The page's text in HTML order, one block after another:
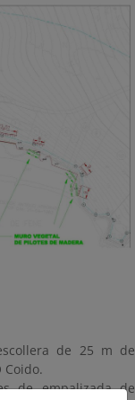
de 25 m de
de empalizada de